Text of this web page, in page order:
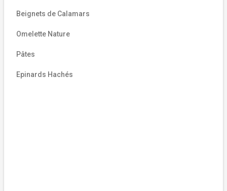
Beignets de Calamars
Omelette Nature
Pâtes
Epinards Hachés